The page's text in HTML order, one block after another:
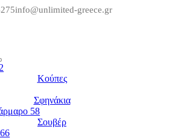
info@unlimited-greece.gr
Κούπες
Σφηνάκια
Σουβέρ